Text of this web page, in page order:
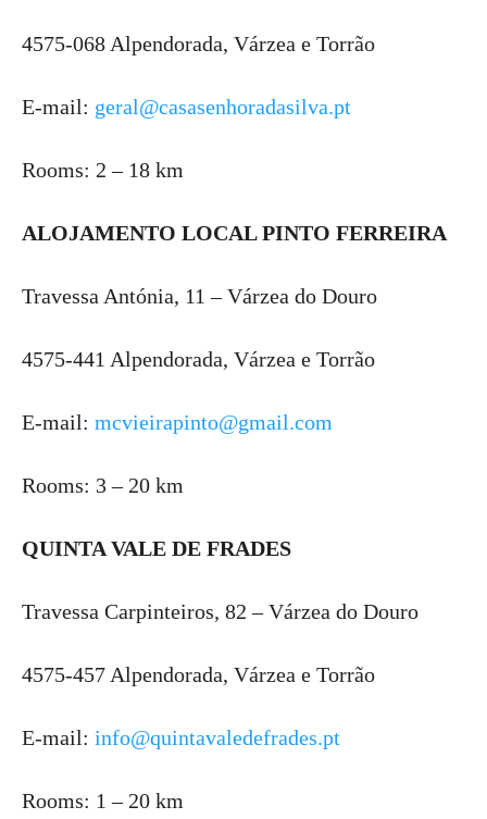
4575-068 Alpendorada, Várzea e Torrão
E-mail: geral@casasenhoradasilva.pt
Rooms: 2 – 18 km
ALOJAMENTO LOCAL PINTO FERREIRA
Travessa Antónia, 11 – Várzea do Douro
4575-441 Alpendorada, Várzea e Torrão
E-mail: mcvieirapinto@gmail.com
Rooms: 3 – 20 km
QUINTA VALE DE FRADES
Travessa Carpinteiros, 82 – Várzea do Douro
4575-457 Alpendorada, Várzea e Torrão
E-mail: info@quintavaledefrades.pt
Rooms: 1 – 20 km